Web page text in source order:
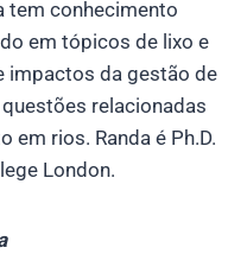
tem conhecimento
em tópicos de lixo e
impactos da gestão de
relacionadas
em rios. Randa é Ph.D.
London.